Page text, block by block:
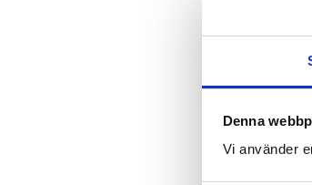
Denna
Vi använder